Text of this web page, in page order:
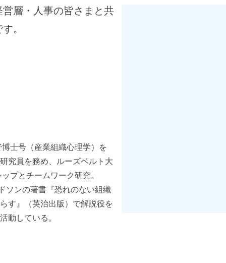
層・人事の皆さまと共
。
士号（産業組織心理学）を
究員を務め、ルーズベルト大
プとチームワーク研究。
ソンの著書『恐れのない組織
す』（英治出版）で解説役を
動している。